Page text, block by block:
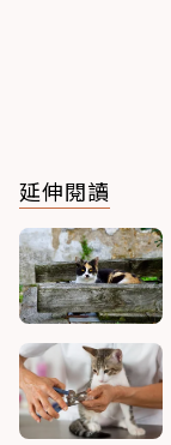
延伸閱讀